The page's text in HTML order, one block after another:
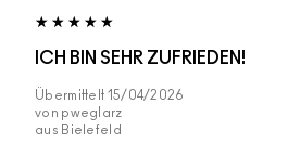
ICH BIN SEHR ZUFRIEDEN!
Übermittelt 15/04/2026
von pweglarz
aus Bielefeld